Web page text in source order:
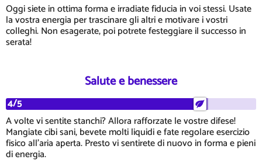
Oggi siete in ottima forma e irradiate fiducia in voi stessi. Usate
la vostra energia per trascinare gli altri e motivare i vostri
colleghi. Non esagerate, poi potrete festeggiare il successo in
serata!
Salute e benessere
4/5
A volte vi sentite stanchi? Allora rafforzate le vostre difese!
Mangiate cibi sani, bevete molti liquidi e fate regolare esercizio
fisico all'aria aperta. Presto vi sentirete di nuovo in forma e pieni
di energia.